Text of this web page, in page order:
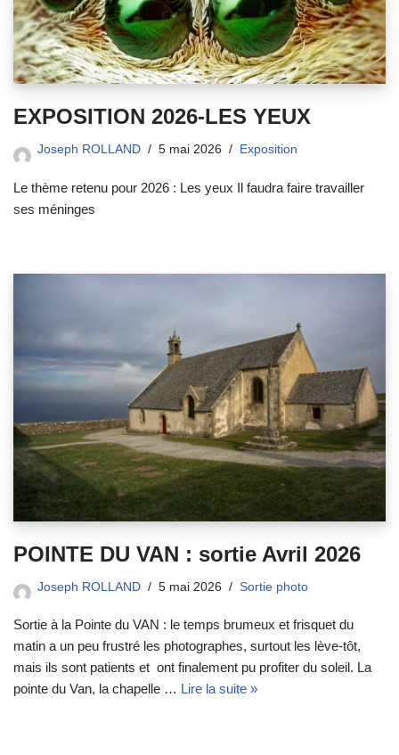
EXPOSITION 2026-LES YEUX
Joseph ROLLAND 5 mai 2026 Exposition
Le thème retenu pour 2026 : Les yeux Il faudra faire travailler
ses méninges
POINTE DU VAN : sortie Avril 2026
Joseph ROLLAND 5 mai 2026 Sortie photo
Sortie à la Pointe du VAN : le temps brumeux et frisquet du
matin a un peu frustré les photographes, surtout les lève-tôt,
mais ils sont patients et ont finalement pu profiter du soleil. La
pointe du Van, la chapelle … Lire la suite »